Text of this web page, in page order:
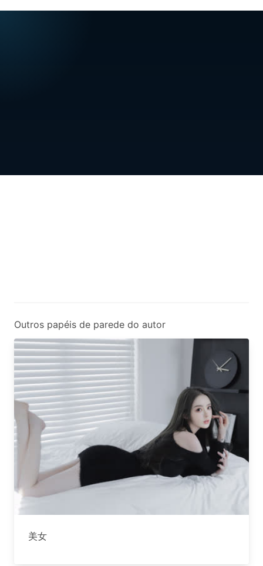
Outros papéis de parede do autor
美女